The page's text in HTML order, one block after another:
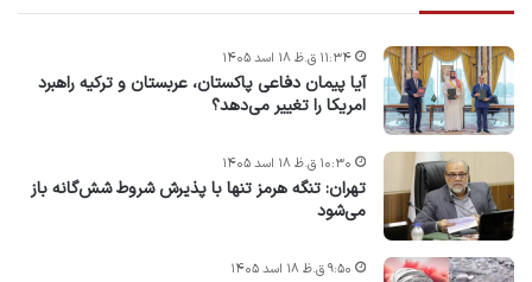
آیا پیمان دفاعی پاکستان، عربستان و ترکیه راهبرد
امریکا را تغییر می‌دهد؟
۱۱:۳۴ ق.ظ ۱۸ اسد ۱۴۰۵
تهران: تنگه هرمز تنها با پذیرش شروط شش‌گانه باز
می‌شود
۱۰:۳۰ ق.ظ ۱۸ اسد ۱۴۰۵
۹:۵۰ ق.ظ ۱۸ اسد ۱۴۰۵